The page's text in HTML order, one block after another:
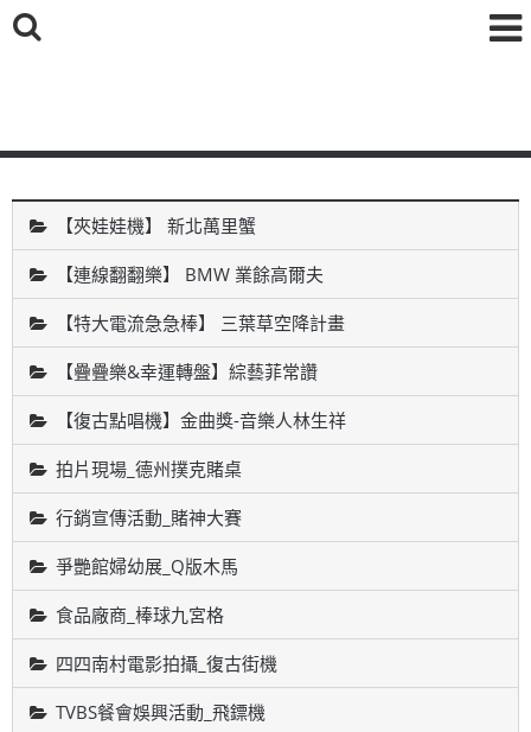
【夾娃娃機】 新北萬里蟹
【連線翻翻樂】 BMW 業餘高爾夫
【特大電流急急棒】 三葉草空降計畫
【疊疊樂&幸運轉盤】綜藝菲常讚
【復古點唱機】金曲獎-音樂人林生祥
拍片現場_德州撲克賭桌
行銷宣傳活動_賭神大賽
爭艷館婦幼展_Q版木馬
食品廠商_棒球九宮格
四四南村電影拍攝_復古街機
TVBS餐會娛興活動_飛鏢機